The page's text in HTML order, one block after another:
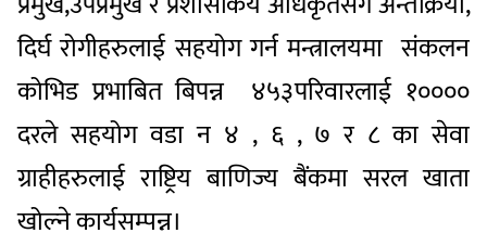
दिर्घ रोगीहरुलाई सहयोग गर्न मन्त्रालयमा संकलन
कोभिड प्रभाबित बिपन्न ४५३परिवारलाई १००००
दरले सहयोग वडा न ४ , ६, ७ र ८ का सेवा
ग्राहीहरुलाई राष्ट्रिय बाणिज्य बैंकमा सरल खाता
खोल्नेकार्यसम्पन्न।